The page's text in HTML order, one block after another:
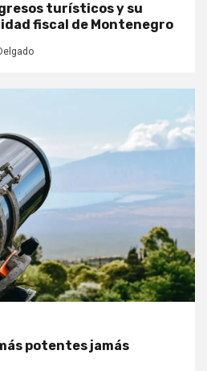
turísticos y su
fiscal de Montenegro
potentes jamás